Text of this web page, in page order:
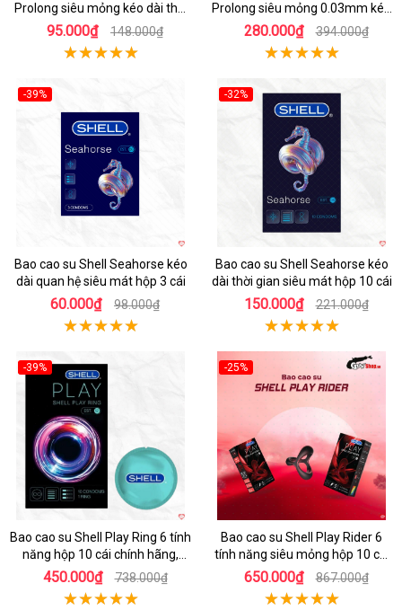
Prolong siêu mỏng kéo dài thời
gian hộp 3 cái
95.000₫ 148.000₫
Prolong siêu mỏng 0.03mm kéo
dài thời gian
280.000₫ 394.000₫
-39%
Bao cao su Shell Seahorse kéo
dài quan hệ siêu mát hộp 3 cái
60.000₫ 98.000₫
-32%
Bao cao su Shell Seahorse kéo
dài thời gian siêu mát hộp 10 cái
150.000₫ 221.000₫
-39%
Bao cao su Shell Play Ring 6 tính
năng hộp 10 cái chính hãng,
tặng vòng keo kéo dài thời gian
450.000₫ 738.000₫
-25%
Bao cao su Shell Play Rider 6
tính năng siêu mỏng hộp 10 cái
tặng vòng kéo dài thời gian
650.000₫ 867.000₫